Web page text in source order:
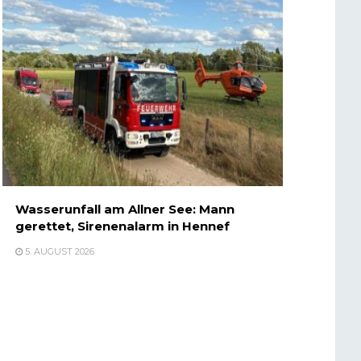
Wasserunfall am Allner See: Mann
gerettet, Sirenenalarm in Hennef
5. AUGUST 2026